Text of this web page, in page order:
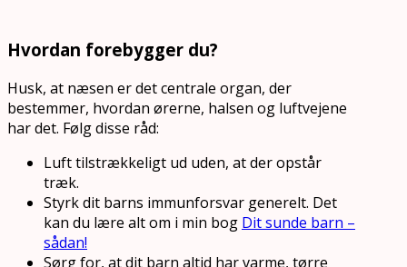
Hvordan forebygger du?
Husk, at næsen er det centrale organ, der
bestemmer, hvordan ørerne, halsen og luftvejene
har det. Følg disse råd:
Luft tilstrækkeligt ud uden, at der opstår
træk.
Styrk dit barns immunforsvar generelt. Det
kan du lære alt om i min bog Dit sunde barn –
sådan!
Sørg for, at dit barn altid har varme, tørre